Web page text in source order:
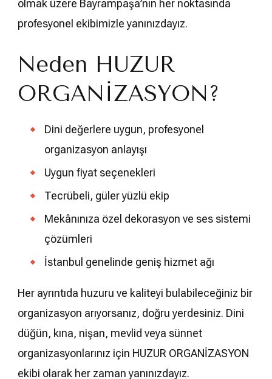
olmak üzere Bayrampaşa’nın her noktasında
profesyonel ekibimizle yanınızdayız.
Neden HUZUR
ORGANİZASYON?
Dini değerlere uygun, profesyonel
organizasyon anlayışı
Uygun fiyat seçenekleri
Tecrübeli, güler yüzlü ekip
Mekânınıza özel dekorasyon ve ses sistemi
çözümleri
İstanbul genelinde geniş hizmet ağı
Her ayrıntıda huzuru ve kaliteyi bulabileceğiniz bir
organizasyon arıyorsanız, doğru yerdesiniz. Dini
düğün, kına, nişan, mevlid veya sünnet
organizasyonlarınız için HUZUR ORGANİZASYON
ekibi olarak her zaman yanınızdayız.